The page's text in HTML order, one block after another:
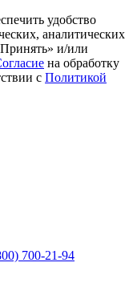
удобство
аналитических
и/или
на обработку
с Политикой
700-21-94